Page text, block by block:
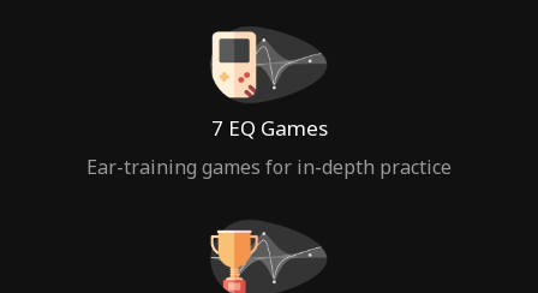
7 EQ Games
Ear-training games for in-depth practice